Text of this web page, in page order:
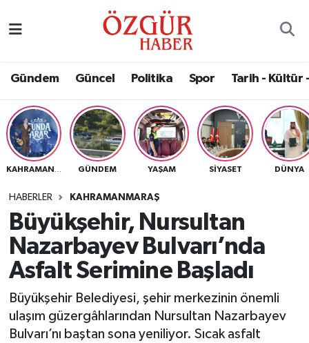
Gündem Güncel Politika Spor Tarih - Kültür
GÜNDEM YAŞAM SIYASET DÜNYA
HABERLER KAHRAMANMARAŞ
Büyükşehir, Nursultan
Nazarbayev Bulvarı’nda
Asfalt Serimine Başladı
Büyükşehir Belediyesi, şehir merkezinin önemli
ulaşım güzergâhlarından Nursultan Nazarbayev
Bulvarı’nı baştan sona yeniliyor. Sıcak asfalt
Eğitim
Ekonomi
Güncel
Gündem
Magazin
Politika
Sağlık
Nöbetçi Eczaneler
Namaz Vakitleri
Trafik Durumu
Süper Lig Puan Durumu ve Fikstür
Tüm Manşetler
Son Dakika Haberleri
Haber Arşivi